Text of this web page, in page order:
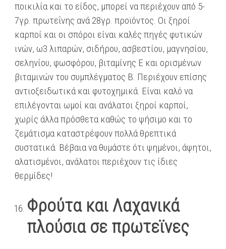
ποικιλία και το είδος, μπορεί να περιέχουν από 5-
7γρ. πρωτεΐνης ανά 28γρ. προϊόντος. Οι ξηροί
καρποί και οι σπόροι είναι καλές πηγές φυτικών
ινών, ω3 λιπαρών, σιδήρου, ασβεστίου, μαγνησίου,
σεληνίου, φωσφόρου, βιταμίνης Ε και ορισμένων
βιταμινών του συμπλέγματος Β. Περιέχουν επίσης
αντιοξειδωτικά και φυτοχημικά. Είναι καλό να
επιλέγονται ωμοί και ανάλατοι ξηροί καρποί,
χωρίς άλλα πρόσθετα καθώς το ψήσιμο και το
ζεμάτισμα καταστρέφουν πολλά θρεπτικά
συστατικά. Βέβαια να θυμάστε ότι ψημένοι, άψητοι,
αλατισμένοι, ανάλατοι περιέχουν τις ίδιες
θερμίδες!
Φρούτα και Λαχανικά
πλούσια σε πρωτεϊνες